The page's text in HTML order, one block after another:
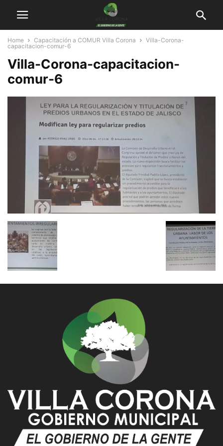
Home Capacitación a COMUR Villa Corona
Villa-Corona-
capacitacion-comur-6
Villa-Corona-capacitacion-
comur-6